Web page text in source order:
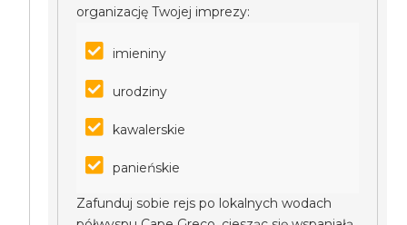
organizację Twojej imprezy:
imieniny
urodziny
kawalerskie
panieńskie
Zafunduj sobie rejs po lokalnych wodach